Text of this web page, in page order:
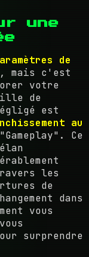
une
de
mais c'est
votre
de
est
au
Ce
les
de
dans
vous
surprendre